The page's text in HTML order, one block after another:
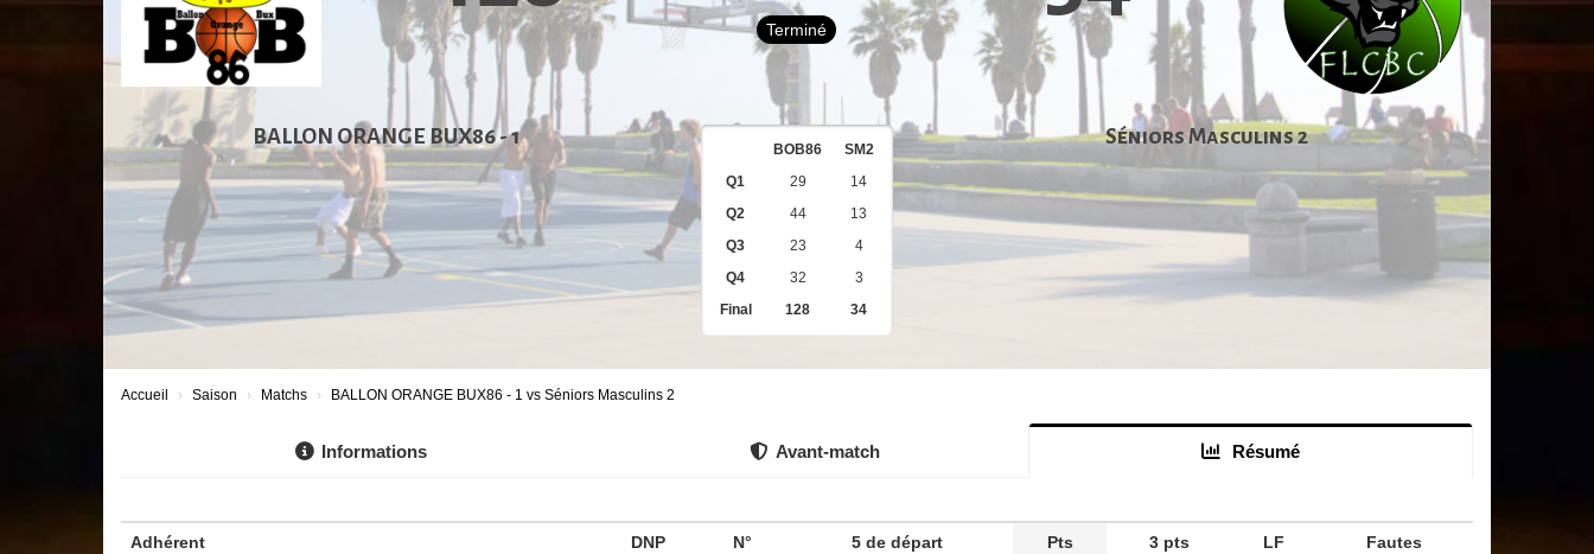
Terminé
BALLON ORANGE BUX86 - 1 Séniors Masculins 2
BOB86
SM2
Q1
29
14
Q2
44
13
Q3
23
4
Q4
32
3
Final
128 34
Accueil Saison Matchs BALLON ORANGE BUX86 - 1 vs Séniors Masculins 2
Informations Avant-match Résumé
Adhérent DNP N° 5 de départ Pts 3 pts LF Fautes